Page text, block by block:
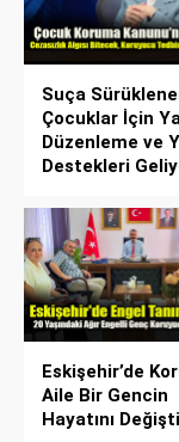
Suça
Çocuklar İçin
Düzenleme ve
Destekleri
Eskişehir’de
Aile Bir Gencin
Hayatını